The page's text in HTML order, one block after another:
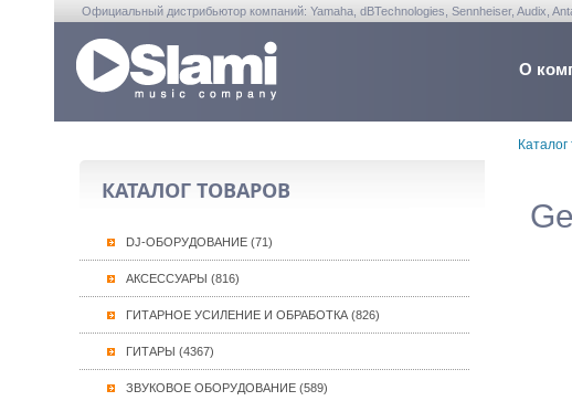
Официальный дистрибьютор компаний: Yamaha, dBTechnologies, Sennheiser, Audix,
О
КАТАЛОГ ТОВАРОВ
DJ-ОБОРУДОВАНИЕ (71)
АКСЕССУАРЫ (816)
ГИТАРНОЕ УСИЛЕНИЕ И ОБРАБОТКА (826)
ГИТАРЫ (4367)
ЗВУКОВОЕ ОБОРУДОВАНИЕ (589)